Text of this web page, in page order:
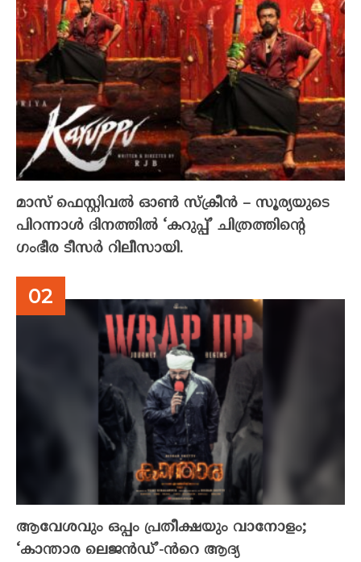
മാസ് ഫെസ്റ്റിവൽ ഓൺ സ്‌ക്രീൻ – സൂര്യയുടെ
പിറന്നാൾ ദിനത്തിൽ ‘കറുപ്പ്’ ചിത്രത്തിന്റെ
ഗംഭീര ടീസർ റിലീസായി.
ആവേശവും ഒപ്പം പ്രതീക്ഷയും വാനോളം;
‘കാന്താര ലെജൻഡ്’-ൻറെ ആദ്യ